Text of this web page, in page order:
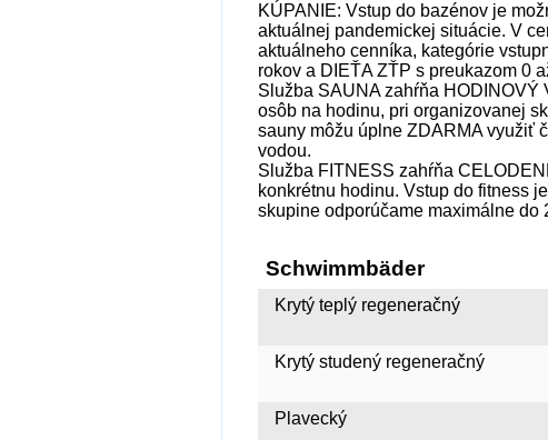
KÚPANIE: Vstup do bazénov je
aktuálnej pandemickej situácie. V
aktuálneho cenníka, kategórie
rokov a DIEŤA ZŤP s preukazom 0
Služba SAUNA zahŕňa
osôb na hodinu, pri organizovanej
sauny môžu úplne ZDARMA využiť
vodou.
Služba FITNESS zahŕňa
konkrétnu hodinu. Vstup do fitness
skupine odporúčame maximálne do
Schwimmbäder
Krytý teplý regeneračný
Krytý studený regeneračný
Plavecký